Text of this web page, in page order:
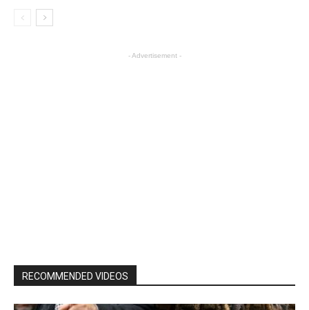
- Advertisement -
RECOMMENDED VIDEOS